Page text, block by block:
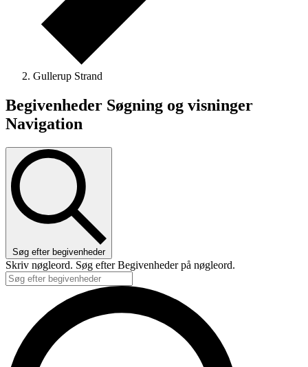
Gullerup Strand
Begivenheder Søgning og visninger
Navigation
Søg efter begivenheder
Skriv nøgleord. Søg efter Begivenheder på nøgleord.